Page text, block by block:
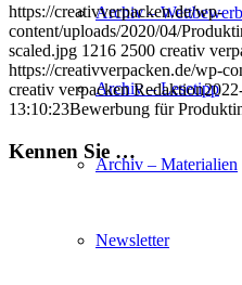
Archiv –
Archiv – Lesetipp
Archiv – Materialien
Newsletter
https://creativverpacken.de/wp-
content/uploads/2020/04/
scaled.jpg 1216 2500 creativ
https://creativverpacken.de/wp-
creativ verpacken Redaktion
13:10:23Bewerbung für
Kennen Sie …